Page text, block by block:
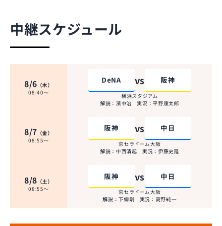
中継スケジュール
8/6 （木）
08:40〜
DeNA vs 阪神
横浜スタジアム
解説： 濱中治 実況：平野康太郎
8/7 （金）
08:55〜
阪神 vs 中日
京セラドーム大阪
解説： 中西清起 実況：伊藤史隆
8/8 （土）
08:55〜
阪神 vs 中日
京セラドーム大阪
解説：下柳剛 実況： 高野純一